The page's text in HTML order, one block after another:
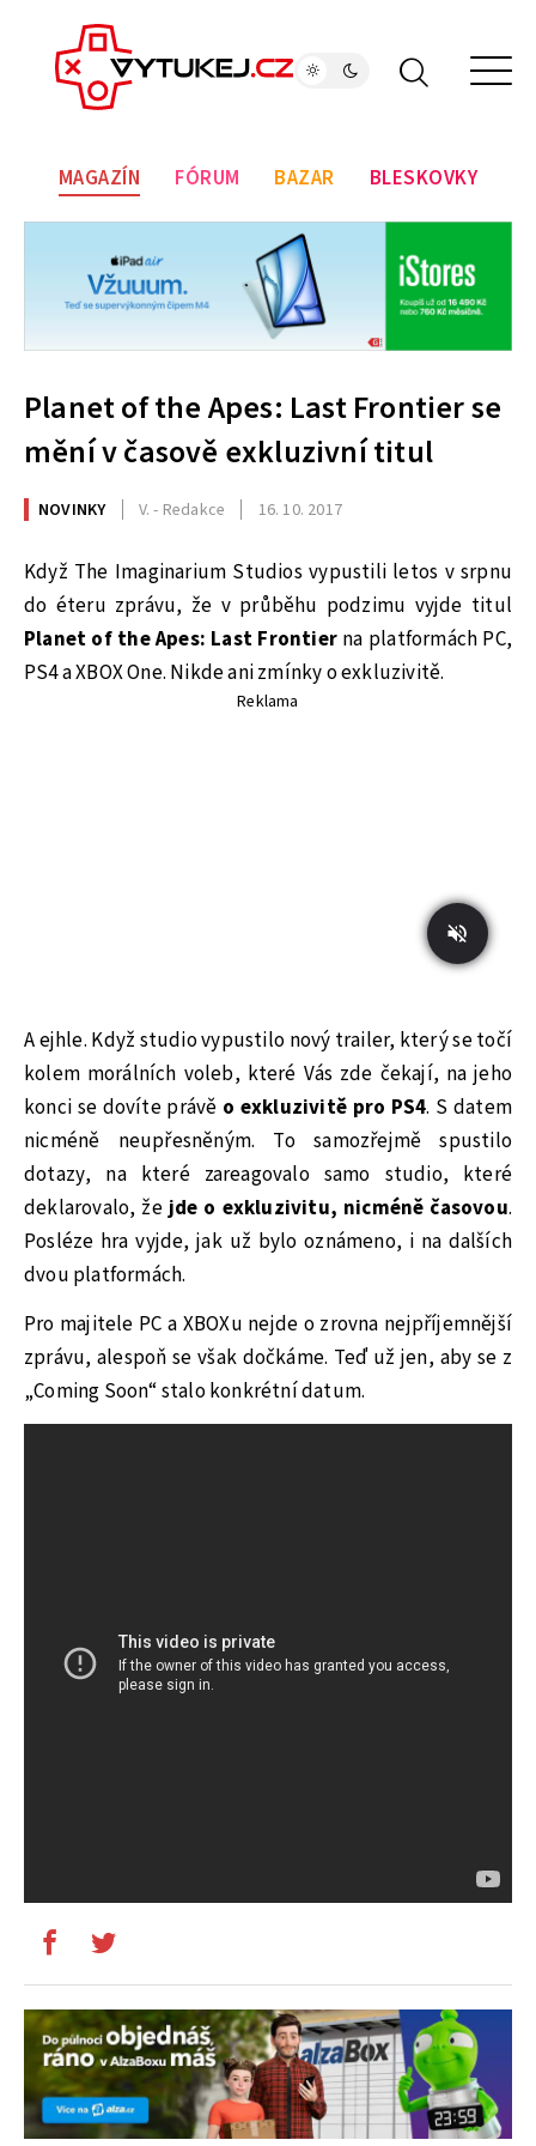
MAGAZÍN FÓRUM BAZAR BLESKOVKY
Planet of the Apes: Last Frontier se
mění v časově exkluzivní titul
NOVINKY V. - Redakce 16. 10. 2017
Když The Imaginarium Studios vypustili letos v srpnu
do éteru zprávu, že v průběhu podzimu vyjde titul
Planet of the Apes: Last Frontierna platformách PC,
PS4 a XBOX One. Nikde ani zmínky o exkluzivitě.
Reklama
A ejhle. Když studio vypustilo nový trailer, který se točí
kolem morálních voleb, které Vás zde čekají, na jeho
konci se dovíte právě o exkluzivitě pro PS4. S datem
nicméně neupřesněným. To samozřejmě spustilo
dotazy, na které zareagovalo samo studio, které
deklarovalo, žejde o exkluzivitu, nicméně časovou.
Posléze hra vyjde, jak už bylo oznámeno, i na dalších
dvou platformách.
Pro majitele PC a XBOXu nejde o zrovna nejpříjemnější
zprávu, alespoň se však dočkáme. Teď už jen, aby se z
„Coming Soon“ stalo konkrétní datum.